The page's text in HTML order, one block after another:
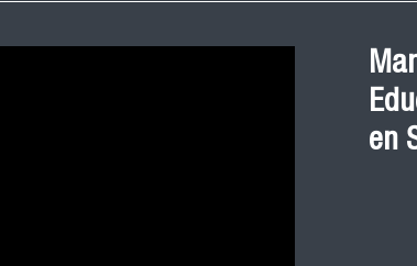
en